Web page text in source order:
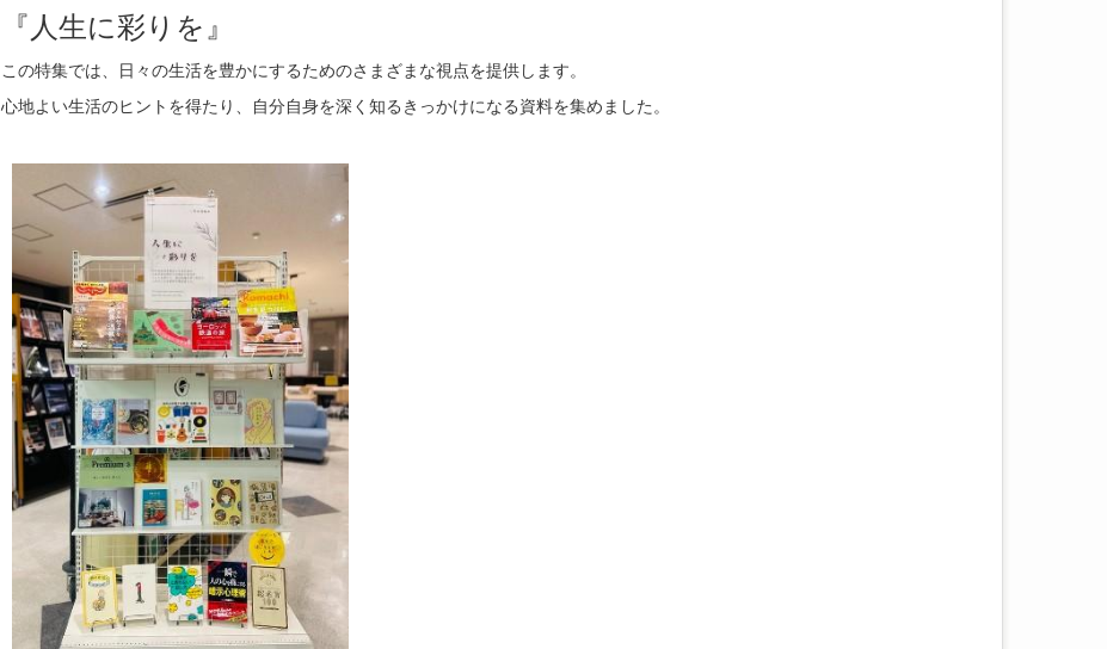
『人生に彩りを』
この特集では、日々の生活を豊かにするためのさまざまな視点を提供します。
心地よい生活のヒントを得たり、自分自身を深く知るきっかけになる資料を集めました。